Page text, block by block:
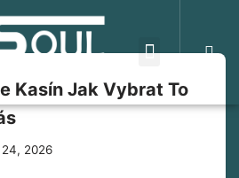
Kasín Jak Vybrat To
2026